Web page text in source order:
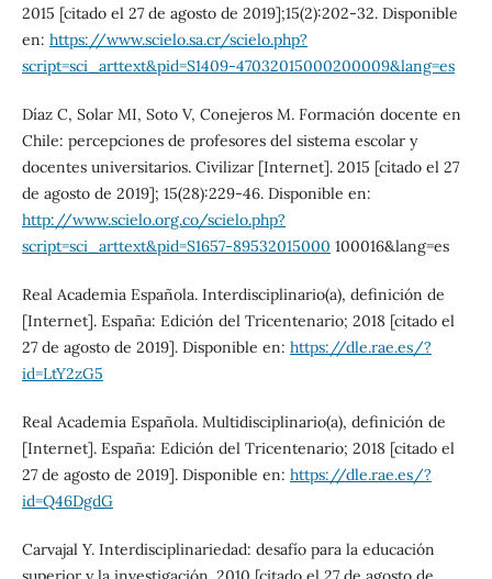
2015 [citado el 27 de agosto de 2019];15(2):202-32. Disponible
en: https://www.scielo.sa.cr/scielo.php?
script=sci_arttext&pid=S1409-47032015000200009&lang=es
Díaz C, Solar MI, Soto V, Conejeros M. Formación docente en
Chile: percepciones de profesores del sistema escolar y
docentes universitarios. Civilizar [Internet]. 2015 [citado el 27
de agosto de 2019]; 15(28):229-46. Disponible en:
http://www.scielo.org.co/scielo.php?
script=sci_arttext&pid=S1657-89532015000 100016&lang=es
Real Academia Española. Interdisciplinario(a), definición de
[Internet]. España: Edición del Tricentenario; 2018 [citado el
27 de agosto de 2019]. Disponible en: https://dle.rae.es/?
id=LtY2zG5
Real Academia Española. Multidisciplinario(a), definición de
[Internet]. España: Edición del Tricentenario; 2018 [citado el
27 de agosto de 2019]. Disponible en: https://dle.rae.es/?
id=Q46DgdG
Carvajal Y. Interdisciplinariedad: desafío para la educación